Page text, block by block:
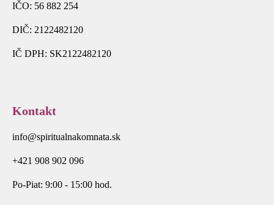
IČO: 56 882 254
DIČ: 2122482120
IČ DPH: SK2122482120
Kontakt
info@spiritualnakomnata.sk
+421 908 902 096
Po-Piat: 9:00 - 15:00 hod.